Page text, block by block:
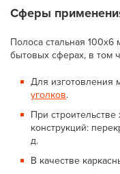
Сферы
Полоса стальная
бытовых сферах, в том
Для изготовления
уголков.
При
конструкций:
д.
В качестве